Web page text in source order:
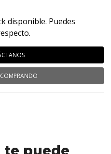
disponible. Puedes
te puede